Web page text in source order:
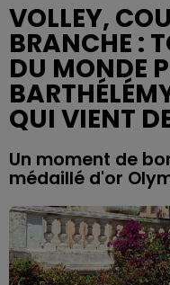
VOLLEY,
BRANCHE :
DU MONDE
QUI VIENT
Un moment de
médaillé d'or